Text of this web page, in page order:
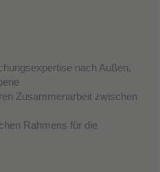
nach Außen,
Zusammenarbeit zwischen
Rahmens für die